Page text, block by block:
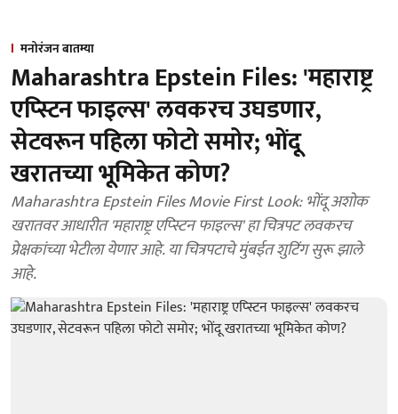
मनोरंजन बातम्या
Maharashtra Epstein Files: 'महाराष्ट्र
एप्स्टिन फाइल्स' लवकरच उघडणार,
सेटवरून पहिला फोटो समोर; भोंदू
खरातच्या भूमिकेत कोण?
Maharashtra Epstein Files Movie First Look: भोंदू अशोक
खरातवर आधारीत 'महाराष्ट्र एप्स्टिन फाइल्स' हा चित्रपट लवकरच
प्रेक्षकांच्या भेटीला येणार आहे. या चित्रपटाचे मुंबईत शुटिंग सुरू झाले
आहे.